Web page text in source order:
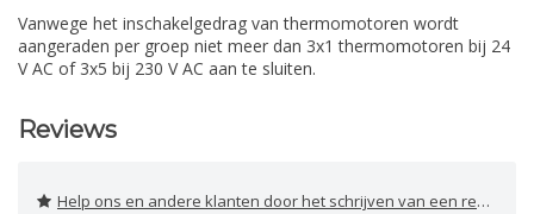
Vanwege het inschakelgedrag van thermomotoren wordt
aangeraden per groep niet meer dan 3x1 thermomotoren bij 24
V AC of 3x5 bij 230 V AC aan te sluiten.
Reviews
Help ons en andere klanten door het schrijven van een review